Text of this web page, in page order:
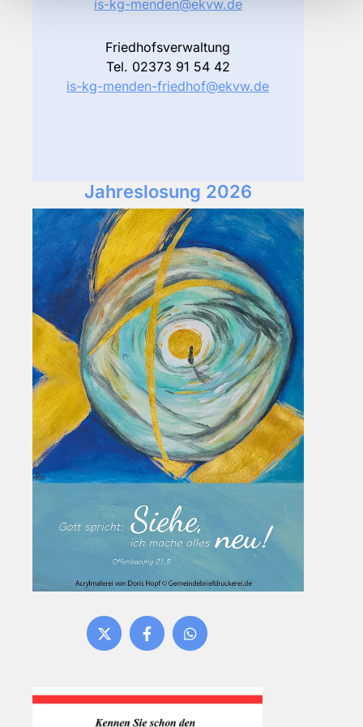
is-kg-menden@ekvw.de
Friedhofsverwaltung
Tel. 02373 91 54 42
is-kg-menden-friedhof@ekvw.de
Jahreslosung 2026